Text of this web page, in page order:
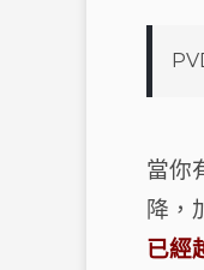
當你
降，
已經